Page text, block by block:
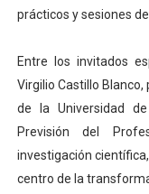
prácticos y sesiones
Entre los invitados
Virgilio Castillo
de la Universidad
Previsión del
investigación
centro de la